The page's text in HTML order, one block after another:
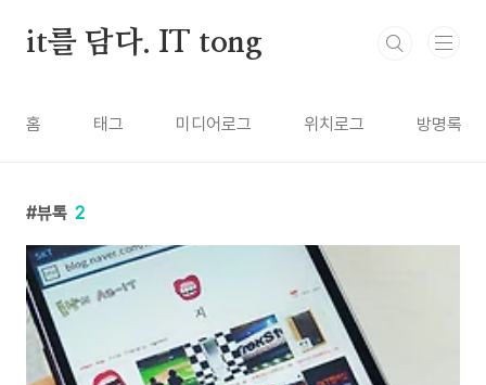
it를 담다. IT tong
홈 태그 미디어로그 위치로그 방명록
뷰톡 2